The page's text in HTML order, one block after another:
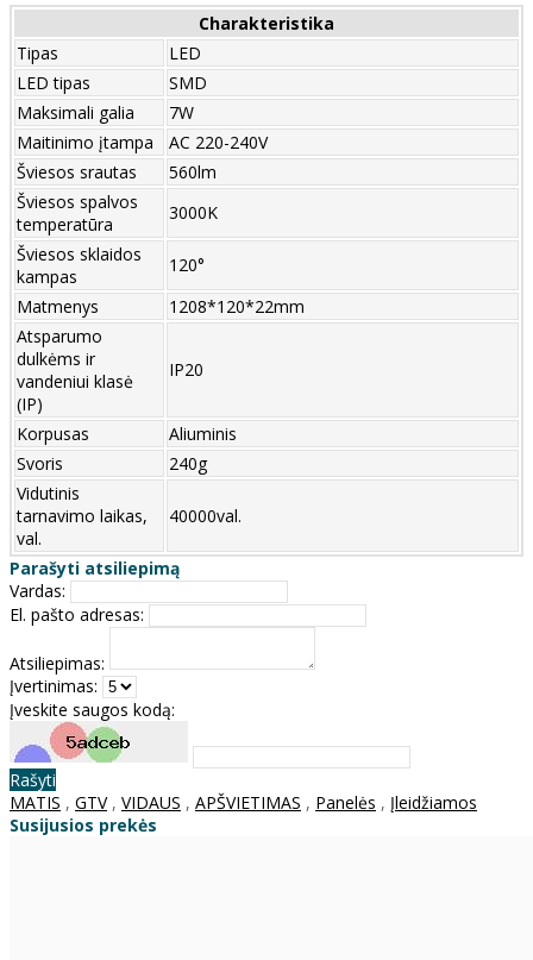
Charakteristika
Tipas
LED
LED tipas
SMD
Maksimali galia
7W
Maitinimo įtampa
AC 220-240V
Šviesos srautas
560lm
Šviesos spalvos
temperatūra
3000K
Šviesos sklaidos
kampas
120°
Matmenys
1208*120*22mm
Atsparumo
dulkėms ir
vandeniui klasė
(IP)
IP20
Korpusas
Aliuminis
Svoris
240g
Vidutinis
tarnavimo laikas,
val.
40000val.
Parašyti atsiliepimą
Vardas:
El. pašto adresas:
Atsiliepimas:
Įvertinimas:
Įveskite saugos kodą:
Rašyti
MATIS , GTV, VIDAUS , APŠVIETIMAS , Panelės , Įleidžiamos
Susijusios prekės